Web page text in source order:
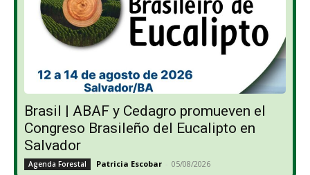
Brasil | ABAF y Cedagro promueven el
Congreso Brasileño del Eucalipto en
Salvador
Agenda Forestal Patricia Escobar - 05/08/2026